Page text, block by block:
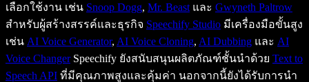
เลือกใช้งาน เช่น Snoop Dogg, Mr. Beast และ Gwyneth Paltrow
สำหรับผู้สร้างสรรค์และธุรกิจ Speechify Studio มีเครื่องมือขั้นสูง
เช่น AI Voice Generator, AI Voice Cloning, AI Dubbing และ AI
Voice ChangerSpeechify ยังสนับสนุนผลิตภัณฑ์ชั้นนำด้วย Text to
Speech API ที่มีคุณภาพสูงและคุ้มค่า นอกจากนี้ยังได้รับการนำ